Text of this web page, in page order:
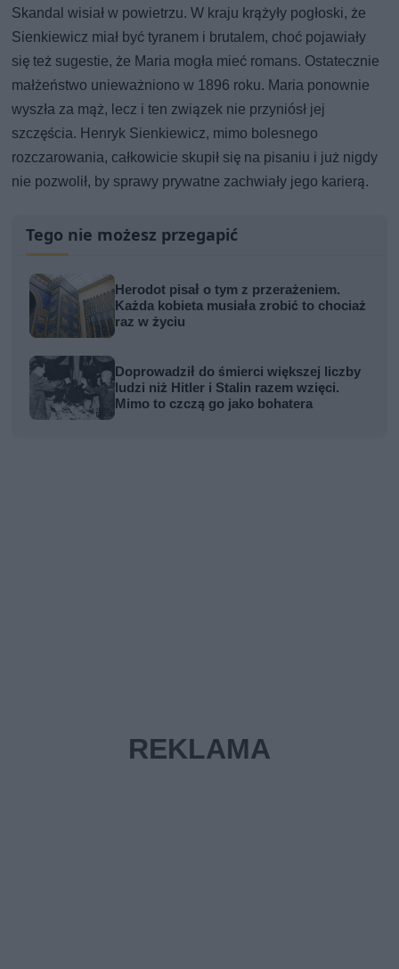
Skandal wisiał w powietrzu. W kraju krążyły pogłoski, że
Sienkiewicz miał być tyranem i brutalem, choć pojawiały
się też sugestie, że Maria mogła mieć romans. Ostatecznie
małżeństwo unieważniono w 1896 roku. Maria ponownie
wyszła za mąż, lecz i ten związek nie przyniósł jej
szczęścia. Henryk Sienkiewicz, mimo bolesnego
rozczarowania, całkowicie skupił się na pisaniu i już nigdy
nie pozwolił, by sprawy prywatne zachwiały jego karierą.
Tego nie możesz przegapić
Herodot pisał o tym z przerażeniem.
Każda kobieta musiała zrobić to chociaż
raz w życiu
Doprowadził do śmierci większej liczby
ludzi niż Hitler i Stalin razem wzięci.
Mimo to czczą go jako bohatera